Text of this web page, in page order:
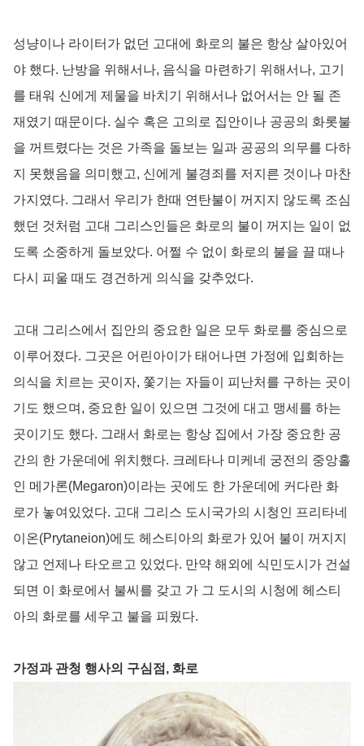
성냥이나 라이터가 없던 고대에 화로의 불은 항상 살아있어
야 했다. 난방을 위해서나, 음식을 마련하기 위해서나, 고기
를 태워 신에게 제물을 바치기 위해서나 없어서는 안 될 존
재였기 때문이다. 실수 혹은 고의로 집안이나 공공의 화롯불
을 꺼트렸다는 것은 가족을 돌보는 일과 공공의 의무를 다하
지 못했음을 의미했고, 신에게 불경죄를 저지른 것이나 마찬
가지였다. 그래서 우리가 한때 연탄불이 꺼지지 않도록 조심
했던 것처럼 고대 그리스인들은 화로의 불이 꺼지는 일이 없
도록 소중하게 돌보았다. 어쩔 수 없이 화로의 불을 끌 때나
다시 피울 때도 경건하게 의식을 갖추었다.
고대 그리스에서 집안의 중요한 일은 모두 화로를 중심으로
이루어졌다. 그곳은 어린아이가 태어나면 가정에 입회하는
의식을 치르는 곳이자, 쫓기는 자들이 피난처를 구하는 곳이
기도 했으며, 중요한 일이 있으면 그것에 대고 맹세를 하는
곳이기도 했다. 그래서 화로는 항상 집에서 가장 중요한 공
간의 한 가운데에 위치했다. 크레타나 미케네 궁전의 중앙홀
인 메가론(Megaron)이라는 곳에도 한 가운데에 커다란 화
로가 놓여있었다. 고대 그리스 도시국가의 시청인 프리타네
이온(Prytaneion)에도 헤스티아의 화로가 있어 불이 꺼지지
않고 언제나 타오르고 있었다. 만약 해외에 식민도시가 건설
되면 이 화로에서 불씨를 갖고 가 그 도시의 시청에 헤스티
아의 화로를 세우고 불을 피웠다.
가정과 관청 행사의 구심점, 화로